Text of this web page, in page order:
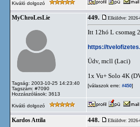
Kiváló dolgozó
MyChroLesLie
Tagság: 2003-10-25 14:23:40
Tagszám: #7090
Hozzászólások: 3613
449. Elküldve:
Itt 12hó L csomag
https://
Üdv, mcll (Laci)
1x Vu+ Solo 4K
[válaszok erre: #450]
Kiváló dolgozó
Kardos Attila 448. Elküldve: